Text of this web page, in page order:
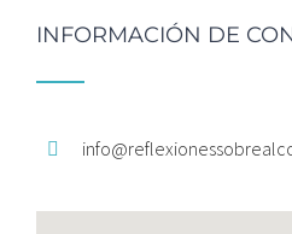
INFORMACIÓN DE
info@